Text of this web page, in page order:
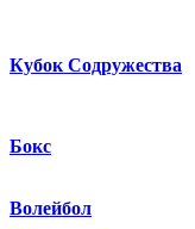
Кубок Содружества
Бокс
Волейбол